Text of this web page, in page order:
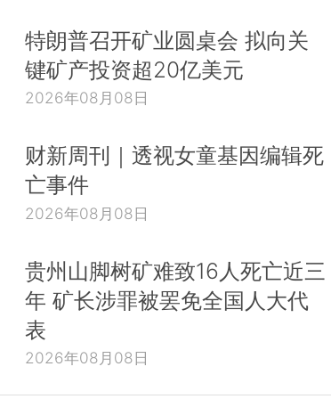
特朗普召开矿业圆桌会 拟向关
键矿产投资超20亿美元
2026年08月08日
财新周刊｜透视女童基因编辑死
亡事件
2026年08月08日
贵州山脚树矿难致16人死亡近三
年 矿长涉罪被罢免全国人大代
表
2026年08月08日